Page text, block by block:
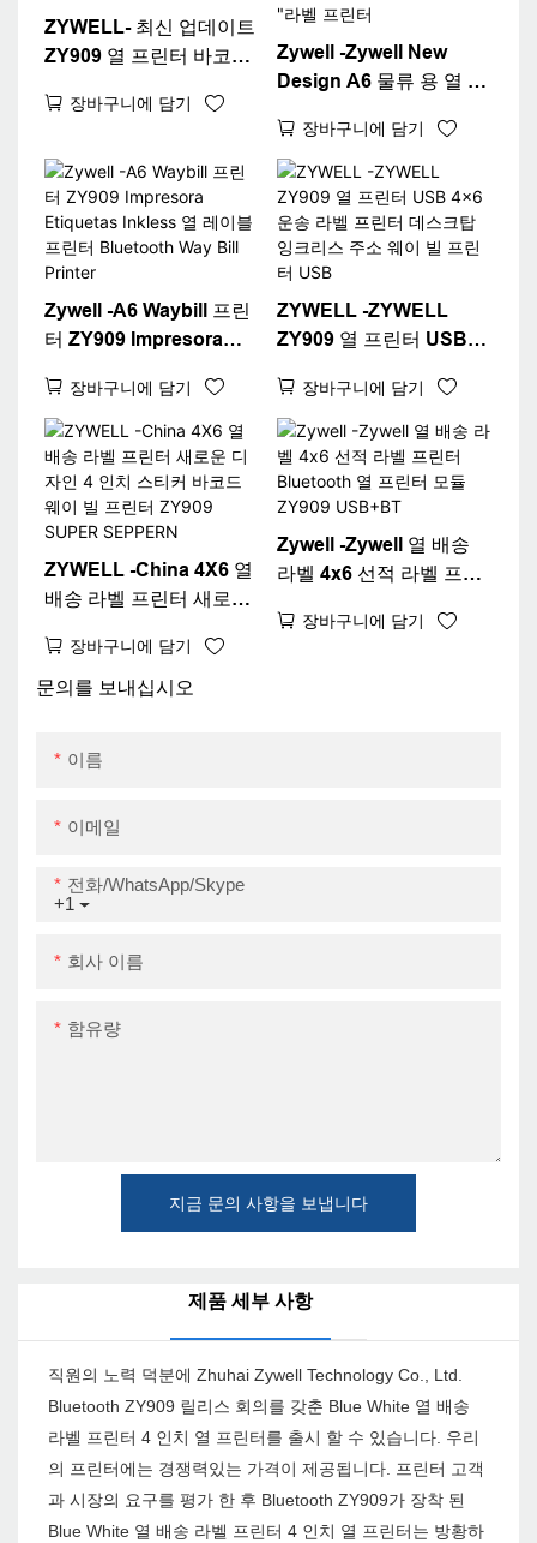
ZYWELL- 최신 업데이트
ZY909 열 프린터 바코드
웨이 빌 A6 프린터
장바구니에 담기
Zywell -Zywell New
Design A6 물류 용 열 웨
Fast 4x6 배송 라벨 프린
터 데스크탑 4 "라벨 프린
터
장바구니에 담기
Zywell -A6 Waybill 프린
터 ZY909 Impresora
이블 프린터 Bluetooth
Way Bill Printer
장바구니에 담기
ZYWELL -ZYWELL
ZY909 열 프린터 USB
스크탑 잉크리스 주소 웨
이 빌 프린터 USB
장바구니에 담기
ZYWELL -China 4X6 열
배송 라벨 프린터 새로운
코드 웨이 빌 프린터
ZY909 SUPER
장바구니에 담기
Zywell -Zywell 열 배송
라벨 4x6 선적 라벨 프린
모듈 ZY909 USB+BT
장바구니에 담기
문의를 보내십시오
이름
이메일
+1
전화/WhatsApp/Skype
회사 이름
함유량
지금 문의 사항을 보냅니다
제품 세부 사항
직원의 노력 덕분에 Zhuhai Zywell Technology Co., Ltd.
Bluetooth ZY909 릴리스 회의를 갖춘 Blue White 열 배송
라벨 프린터 4 인치 열 프린터를 출시 할 수 있습니다. 우리
의 프린터에는 경쟁력있는 가격이 제공됩니다. 프린터 고객
과 시장의 요구를 평가 한 후 Bluetooth ZY909가 장착 된
Blue White 열 배송 라벨 프린터 4 인치 열 프린터는 방황하